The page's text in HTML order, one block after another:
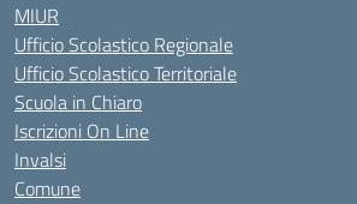
MIUR
Ufficio Scolastico Regionale
Ufficio Scolastico Territoriale
Scuola in Chiaro
Iscrizioni On Line
Invalsi
Comune